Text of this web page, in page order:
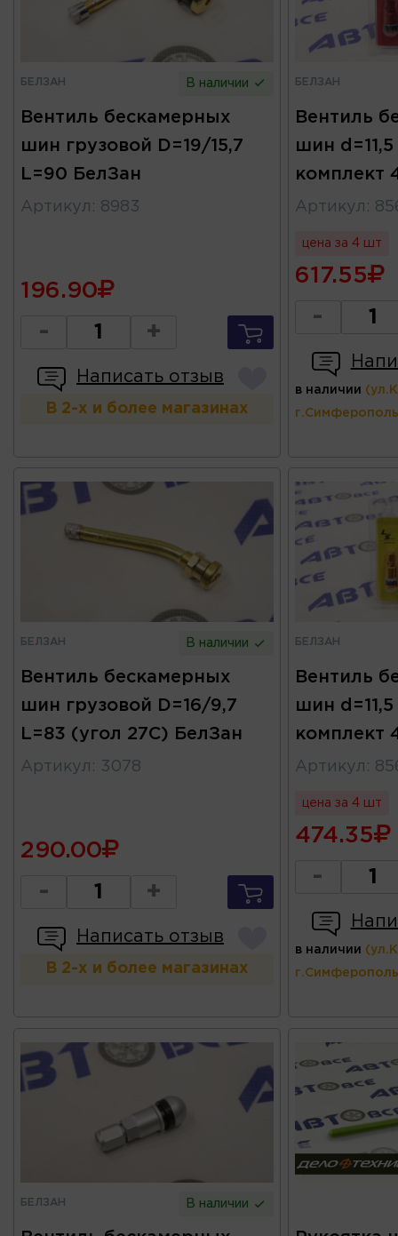
БЕЛЗАН В наличии
Вентиль бескамерных
шин грузовой D=19/15,7
L=90 БелЗан
Артикул : 8983
196.90
- +
Написать отзыв
В 2-х и более магазинах
БЕЛЗАН
Вентиль
шин
комплект
Артикул :
цена за 4 шт
617.55
-
в наличии
БЕЛЗАН В наличии
Вентиль бескамерных
шин грузовой D=16/9,7
L=83 (угол 27С) БелЗан
Артикул : 3078
290.00
- +
Написать отзыв
В 2-х и более магазинах
БЕЛЗАН
Вентиль
шин
комплект
Артикул :
цена за 4 шт
474.35
-
в наличии
БЕЛЗАН В наличии